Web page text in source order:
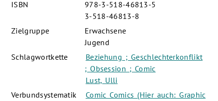
ISBN
978-3-518-46813-5
3-518-46813-8
Zielgruppe
Erwachsene
Jugend
Schlagwortkette
Beziehung ; Geschlechterkonflikt
; Obsession ; Comic
Lust, Ulli
Verbundsystematik
Comic Comics (Hier auch: Graphic